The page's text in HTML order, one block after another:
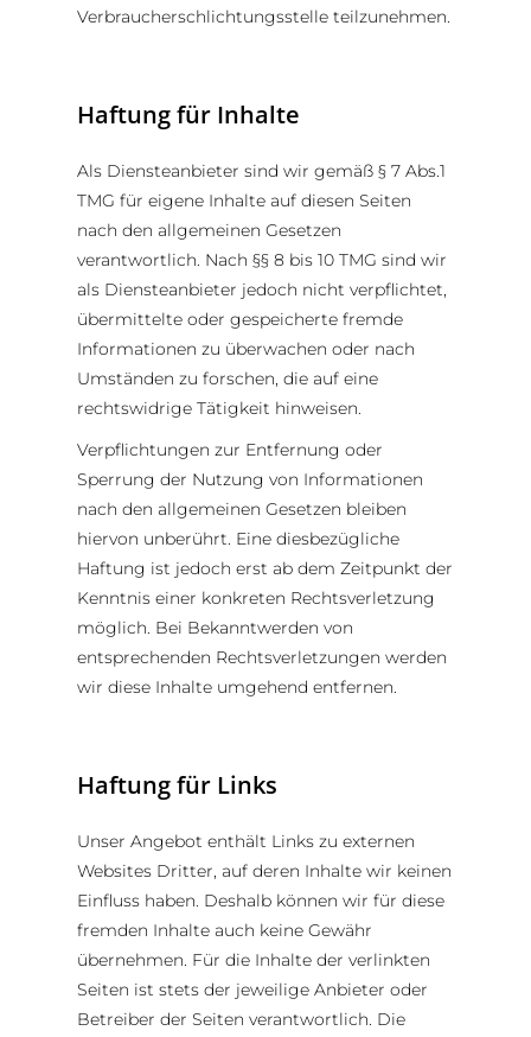
Verbraucherschlichtungsstelle teilzunehmen.
Haftung für Inhalte
Als Diensteanbieter sind wir gemäß § 7 Abs.1
TMG für eigene Inhalte auf diesen Seiten
nach den allgemeinen Gesetzen
verantwortlich. Nach §§ 8 bis 10 TMG sind wir
als Diensteanbieter jedoch nicht verpflichtet,
übermittelte oder gespeicherte fremde
Informationen zu überwachen oder nach
Umständen zu forschen, die auf eine
rechtswidrige Tätigkeit hinweisen.
Verpflichtungen zur Entfernung oder
Sperrung der Nutzung von Informationen
nach den allgemeinen Gesetzen bleiben
hiervon unberührt. Eine diesbezügliche
Haftung ist jedoch erst ab dem Zeitpunkt der
Kenntnis einer konkreten Rechtsverletzung
möglich. Bei Bekanntwerden von
entsprechenden Rechtsverletzungen werden
wir diese Inhalte umgehend entfernen.
Haftung für Links
Unser Angebot enthält Links zu externen
Websites Dritter, auf deren Inhalte wir keinen
Einfluss haben. Deshalb können wir für diese
fremden Inhalte auch keine Gewähr
übernehmen. Für die Inhalte der verlinkten
Seiten ist stets der jeweilige Anbieter oder
Betreiber der Seiten verantwortlich. Die